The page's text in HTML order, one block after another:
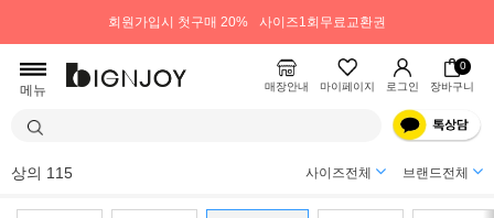
회원가입시 첫구매 20% 사이즈1회무료교환권
메뉴 매장안내 마이페이지 로그인
0
장바구니
상의 115 사이즈전체 브랜드전체